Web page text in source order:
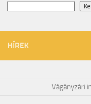
HÍREK
Vágányzári